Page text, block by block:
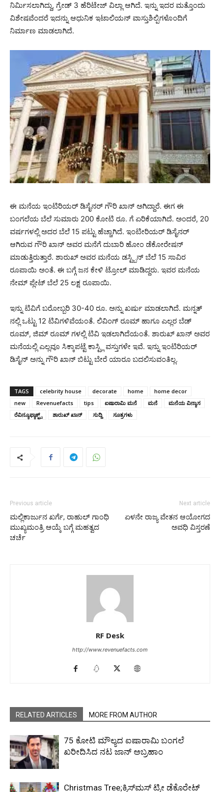
ನಿರ್ಮಿಸಲಾಗಿದ್ದು, ಗ್ರೇಡ್ 3 ಹೆರಿಟೇಜ್ ವಿಲ್ಲಾ ಆಗಿದೆ. ಇನ್ನು ಇದರ ಮತ್ತೊಂದು
ವಿಶೇಷವೆಂದರೆ ಇದನ್ನು ಆಧುನಿಕ ಇಟಾಲಿಯನ್ ವಾಸ್ತುಶಿಲ್ಪಿಗಳೊಂದಿಗೆ
ನಿರ್ಮಾಣ ಮಾಡಲಾಗಿದೆ.
ಈ ಮನೆಯ ಇಂಟಿರಿಯರ್‌ ಡಿಸೈನರ್‌ ಗೌರಿ ಖಾನ್‌ ಅಗಿದ್ದಾರೆ. ಈಗ ಈ
ಬಂಗಲೆಯ ಬೆಲೆ ಸುಮಾರು 200 ಕೋಟಿ ರೂ. ಗೆ ಏರಿಕೆಯಾಗಿದೆ. ಅಂದರೆ, 20
ವರ್ಷಗಳಲ್ಲಿ ಅದರ ಬೆಲೆ 15 ಪಟ್ಟು ಹೆಚ್ಚಾಗಿದೆ. ಇಂಟೀರಿಯರ್ ಡಿಸೈನರ್
ಆಗಿರುವ ಗೌರಿ ಖಾನ್ ಅವರ ಮನೆಗೆ ದುಬಾರಿ ಹೋಂ ಡೆಕೋರೇಷನ್
ಮಾಡುತ್ತಿರುತ್ತಾರೆ. ಶಾರುಖ್ ಅವರ ಮನೆಯ ಡಸ್ಟ್ಬಿನ್ ಬೆಲೆ 15 ಸಾವಿರ
ರೂಪಾಯಿ ಅಂತೆ. ಈ ಬಗ್ಗೆ ಜನ ಕೇಳಿ ಟ್ರೋಲ್ ಮಾಡಿದ್ದರು. ಇವರ ಮನೆಯ
ನೇಮ್ ಪ್ಲೇಟ್ ಬೆಲೆ 25 ಲಕ್ಷ ರೂಪಾಯಿ.
ಇನ್ನು ಟಿವಿಗೆ ಬರೋಬ್ಬರಿ 30-40 ರೂ. ಅನ್ನು ಖರ್ಷು ಮಾಡಲಾಗಿದೆ. ಮನ್ನತ್
ನಲ್ಲಿ ಒಟ್ಟು 12 ಟಿವಿಗಳಿವೆಯಂತೆ. ಲಿವಿಂಗ್ ರೂಮ್ ಹಾಗೂ ಎಲ್ಲರ ಬೆಡ್
ರೂಮ್, ಜಿಮ್ ರೂಮ್ ಗಳಲ್ಲಿ ಟಿವಿ ಇಡಲಾಗಿದೆಯಂತೆ. ಶಾರುಖ್ ಖಾನ್ ಅವರ
ಮನೆಯಲ್ಲಿ ಎಲ್ಲವೂ ಸಿಕ್ಕಾಪಟ್ಟೆ ಕಾಸ್ಟ್ಲಿ ವಸ್ತುಗಳೇ ಇವೆ. ಇನ್ನು ಇಂಟಿರಿಯರ್
ಡಿಸೈನ್ ಅನ್ನು ಗೌರಿ ಖಾನ್ ಬಿಟ್ಟು ಬೇರೆ ಯಾರೂ ಬದಲಿಸುವಂತಿಲ್ಲ.
TAGS celebrity house decorate home
home decor
new
Revenuefacts tips ಐಷಾರಾಮಿ ಮನೆ ಮನೆ
ಮನೆಯ ವಿನ್ಯಾಸ
ರೆವಿನ್ಯೂಫ್ಯಾಕ್ಟ್ಸ್
ಶಾರುಖ್ ಖಾನ್ ಸುದ್ದಿ ಸೂತ್ರಗಳು
Previous article
ಮಲ್ಲಿಕಾರ್ಜುನ ಖರ್ಗೆ, ರಾಹುಲ್ ಗಾಂಧಿ
ಮುಖ್ಯಮಂತ್ರಿ ಆಯ್ಕೆ ಬಗ್ಗೆ ಮಹತ್ವದ
ಚರ್ಚೆ
Next article
ಏಳನೇ ರಾಜ್ಯ ವೇತನ ಆಯೋಗದ
ಅವಧಿ ವಿಸ್ತರಣೆ
RF Desk
http://www.revenuefacts.com
RELATED ARTICLES MORE FROM AUTHOR
₹75 ಕೋಟಿ ಮೌಲ್ಯದ ಐಷಾರಾಮಿ ಬಂಗಲೆ
ಖರೀದಿಸಿದ ನಟ ಜಾನ್ ಅಬ್ರಹಾಂ
Christmas Tree;ಕ್ರಿಸ್‌ಮಸ್‌​ ಟ್ರೀ ಡೆಕೊರೇಟ್​